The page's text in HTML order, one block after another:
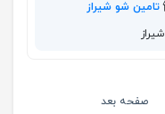
تامین شو شیراز
شیراز
صفحه بعد